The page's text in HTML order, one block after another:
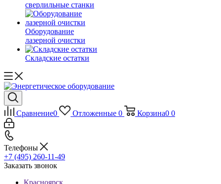
сверлильные станки
Оборудование
лазерной очистки
Складские остатки
Сравнение0 Отложенные 0 Корзина0 0
Телефоны
+7 (495) 260-11-49
Заказать звонок
Красноярск